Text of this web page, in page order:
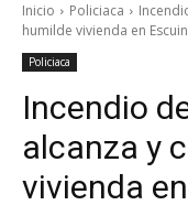
Inicio Policiaca
humilde vivienda en
Policiaca
Incendio
alcanza y
vivienda